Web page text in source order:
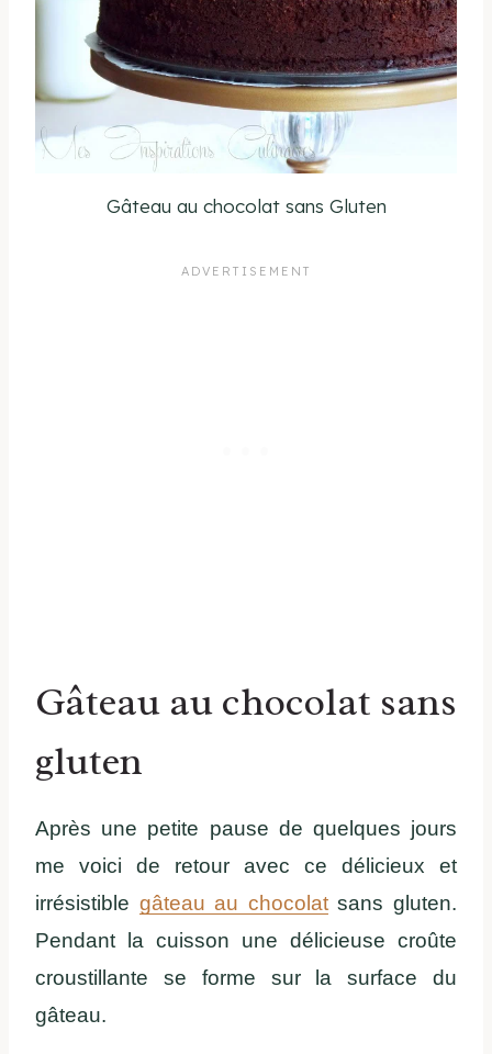
Gâteau au chocolat sans Gluten
Gâteau au chocolat sans
gluten
Après une petite pause de quelques jours
me voici de retour avec ce délicieux et
irrésistible gâteau au chocolatsans gluten.
Pendant la cuisson une délicieuse croûte
croustillante se forme sur la surface du
gâteau.